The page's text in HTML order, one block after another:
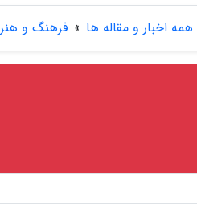
همه اخبار و مقاله ها » فرهنگ و هنر